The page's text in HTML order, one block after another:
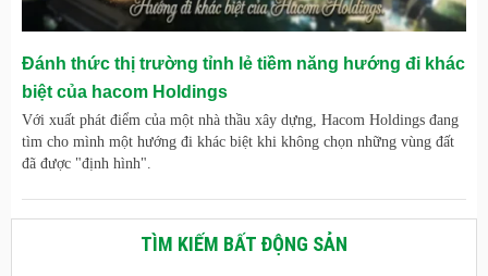
Đánh thức thị trường tỉnh lẻ tiềm năng hướng đi khác
biệt của hacom Holdings
Với xuất phát điểm của một nhà thầu xây dựng, Hacom Holdings đang
tìm cho mình một hướng đi khác biệt khi không chọn những vùng đất
đã được "định hình".
TÌM KIẾM BẤT ĐỘNG SẢN